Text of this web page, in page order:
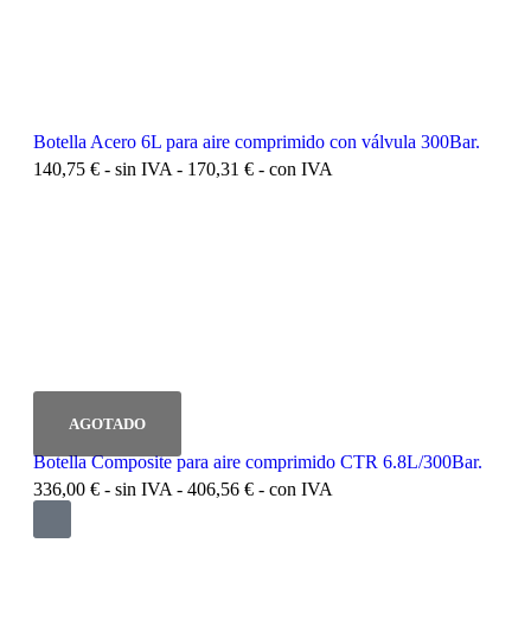
Botella Acero 6L para aire comprimido con válvula 300Bar.
140,75 € - sin IVA - 170,31 € - con IVA
Botella Composite para aire comprimido CTR 6.8L/300Bar.
336,00 € - sin IVA - 406,56 € - con IVA